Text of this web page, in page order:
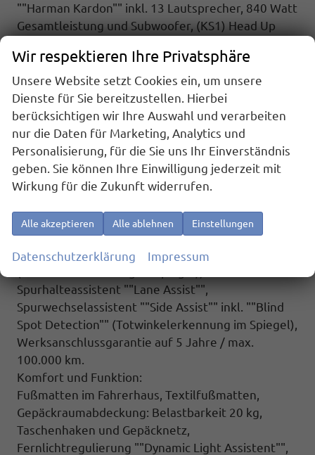
""Harman Kardon"" inkl. 13 Lautsprecher, 840 Watt
Gesamtleistung und Subwoofer, (KS1) Head Up
Parklenkassistent inkl. ""Area View"" inkl.
Rückfahrkamera, (ZED) Easy Open Paket
Advanced, Umfeldbeleuchtung an der Heckklappe,
Ambientebeleuchtung 30-farbig,Heckklappe
sowie Schiebetüren elektrisch inkl. Easy
Open/Close Funktion.
Highlights:
IQ.Light - LED-Matrix-Scheinwerfer, Automatische
Geschwindigkeitsbegrenzer, Spurhalteassistent
""Lane Assist"", Spurwechselassistent ""Side
Assist"" inkl. ""Blind Spot Detection""
Spurhalteassistent ""Lane Assist"",
Spurwechselassistent ""Side Assist"" inkl. ""Blind
Spot Detection"" (Totwinkelerkennung im Spiegel),
Werksanschlussgarantie auf 5 Jahre / max.
100.000 km.
Komfort und Funktion:
Fußmatten im Fahrerhaus, Textilfußmatten,
Gepäckraumabdeckung: Belastbarkeit 20 kg,
Taschenhaken und Gepäcknetz,
Fernlichtregulierung ""Dynamic Light Assistent"",
Wir respektieren Ihre Privatsphäre
Unsere Website setzt Cookies ein, um unsere
Dienste für Sie bereitzustellen. Hierbei
berücksichtigen wir Ihre Auswahl und verarbeiten
nur die Daten für Marketing, Analytics und
Personalisierung, für die Sie uns Ihr Einverständnis
geben. Sie können Ihre Einwilligung jederzeit mit
Wirkung für die Zukunft widerrufen.
Alle akzeptieren Alle ablehnen Einstellungen
Datenschutzerklärung Impressum